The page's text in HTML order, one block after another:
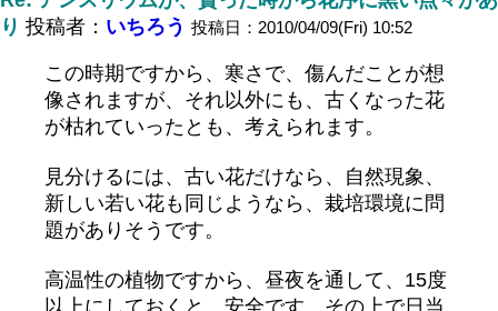
り 投稿者： いちろう 投稿日：2010/04/09(Fri) 10:52
この時期ですから、寒さで、傷んだことが想
像されますが、それ以外にも、古くなった花
が枯れていったとも、考えられます。
見分けるには、古い花だけなら、自然現象、
新しい若い花も同じようなら、栽培環境に問
題がありそうです。
高温性の植物ですから、昼夜を通して、15度
以上にしておくと、安全です。その上で日当